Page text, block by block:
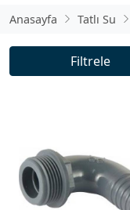
Anasayfa Tatlı Su
Filtrele